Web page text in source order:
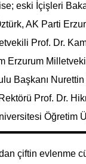
eski İçişleri
AK Parti
Prof. Dr.
Erzurum
Başkanı
Prof. Dr.
Öğretim
çiftin evlenme